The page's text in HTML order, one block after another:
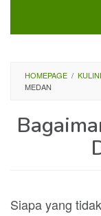
HOMEPAGE /
MEDAN
Siapa yang